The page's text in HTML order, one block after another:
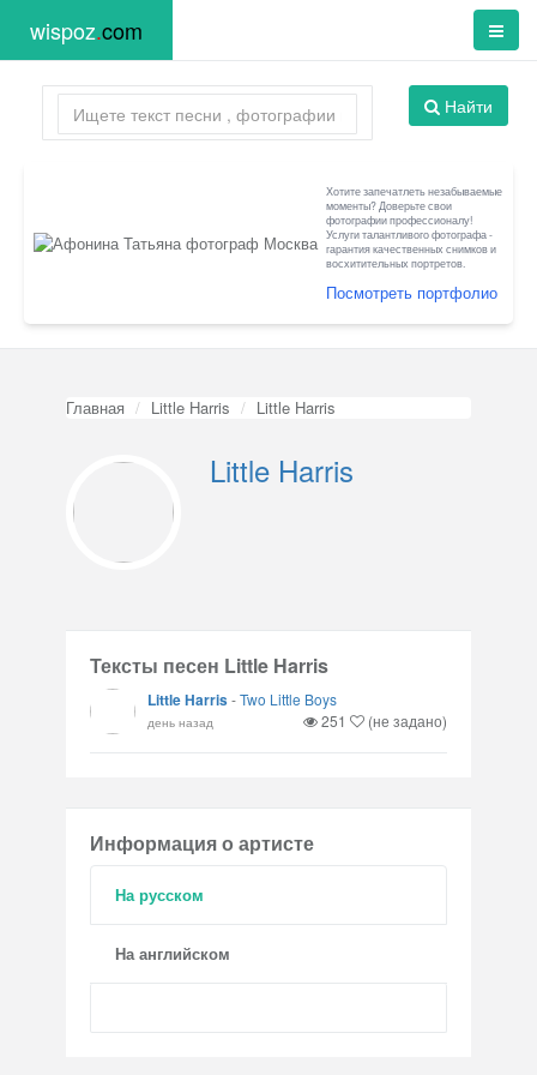
wispoz.com
Найти
Хотите запечатлеть незабываемые
моменты? Доверьте свои
фотографии профессионалу!
Услуги талантливого фотографа -
гарантия качественных снимков и
восхитительных портретов.
Посмотреть портфолио
Главная Little Harris Little Harris
Little Harris
Тексты песен Little Harris
Little Harris-Two Little Boys
день назад 251 (не задано)
Информация о артисте
На русском
На английском